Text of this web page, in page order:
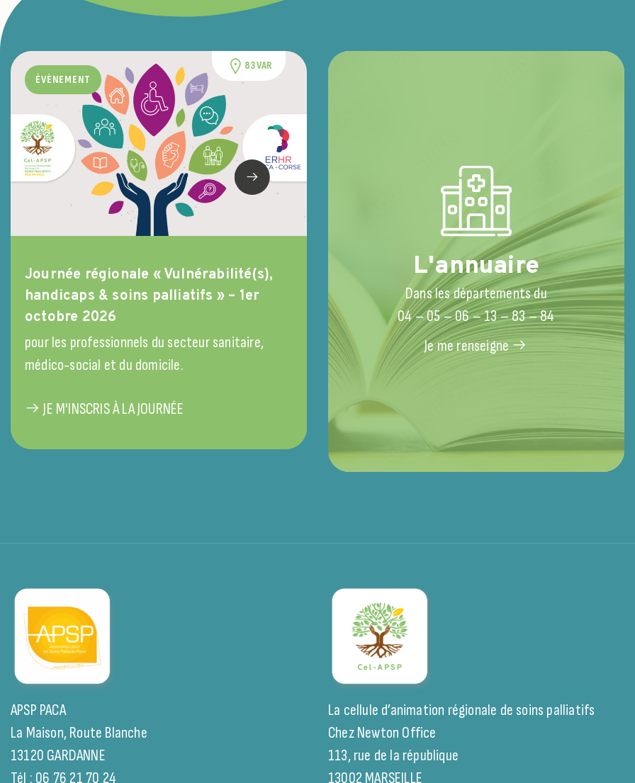
ÉVÈNEMENT
83 VAR
Journée régionale « Vulnérabilité(s),
handicaps & soins palliatifs » – 1er
octobre 2026
pour les professionnels du secteur sanitaire,
médico-social et du domicile.
JE M'INSCRIS À LA JOURNÉE
Les acteurs des soins palliatifs de la
région PACA au rendez-vous du
Congrès de la SFAP 2026 à Lyon
du 17 au 19 juin 2026
Le
L'annuaire
Dans les départements du
04 – 05 – 06 – 13 – 83 – 84
Je me renseigne
APSP PACA
La Maison, Route Blanche
13120 GARDANNE
Tél : 06 76 21 70 24
La cellule d’animation régionale de soins palliatifs
Chez Newton Office
113, rue de la république
13002 MARSEILLE